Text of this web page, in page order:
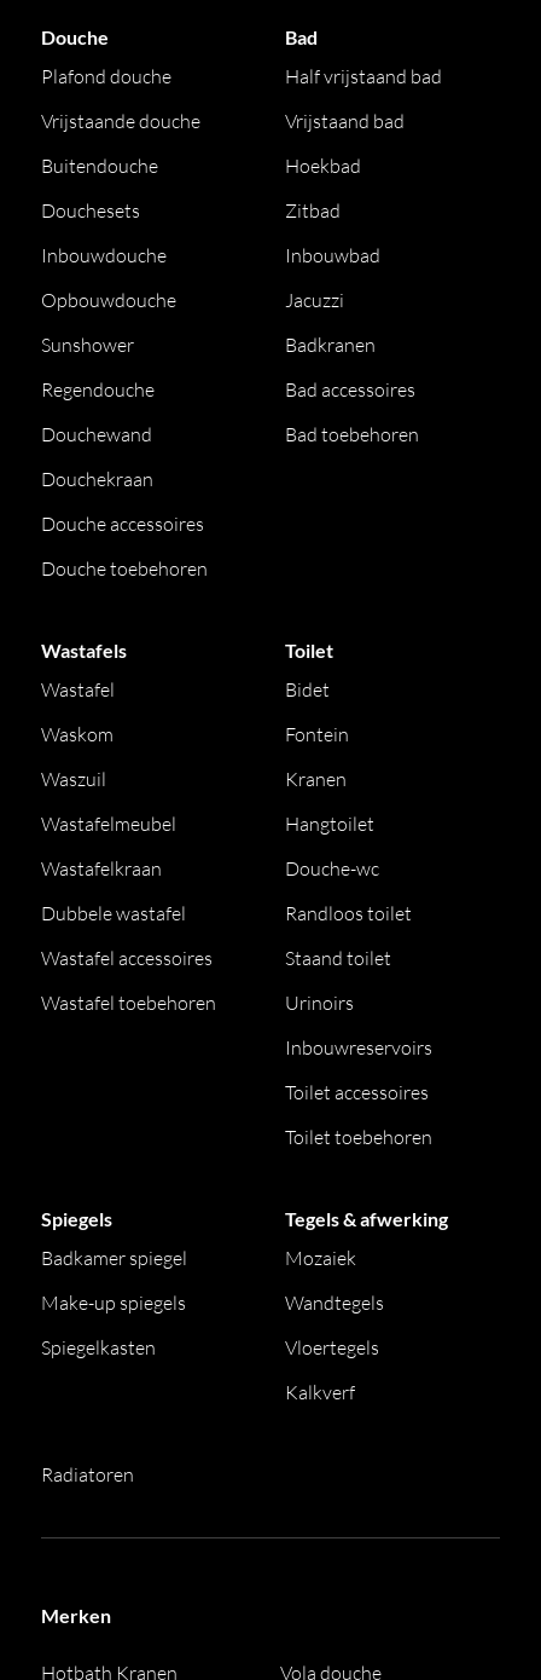
Douche
Plafond douche
Vrijstaande douche
Buitendouche
Douchesets
Inbouwdouche
Opbouwdouche
Sunshower
Regendouche
Douchewand
Douchekraan
Douche accessoires
Douche toebehoren
Bad
Half vrijstaand bad
Vrijstaand bad
Hoekbad
Zitbad
Inbouwbad
Jacuzzi
Badkranen
Bad accessoires
Bad toebehoren
Wastafels
Wastafel
Waskom
Waszuil
Wastafelmeubel
Wastafelkraan
Dubbele wastafel
Wastafel accessoires
Wastafel toebehoren
Toilet
Bidet
Fontein
Kranen
Hangtoilet
Douche-wc
Randloos toilet
Staand toilet
Urinoirs
Inbouwreservoirs
Toilet accessoires
Toilet toebehoren
Spiegels
Badkamer spiegel
Make-up spiegels
Spiegelkasten
Tegels & afwerking
Mozaiek
Wandtegels
Vloertegels
Kalkverf
Radiatoren
Merken
Hotbath Kranen
Vola douche